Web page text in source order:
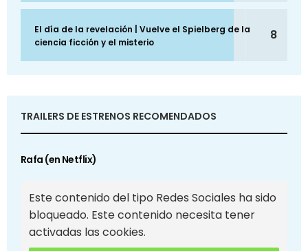
El día de la revelación | Vuelve el Spielberg de la
ciencia ficción y el misterio
8
TRAILERS DE ESTRENOS RECOMENDADOS
Rafa (en Netflix)
Este contenido del tipo Redes Sociales ha sido
bloqueado. Este contenido necesita tener
activadas las cookies.